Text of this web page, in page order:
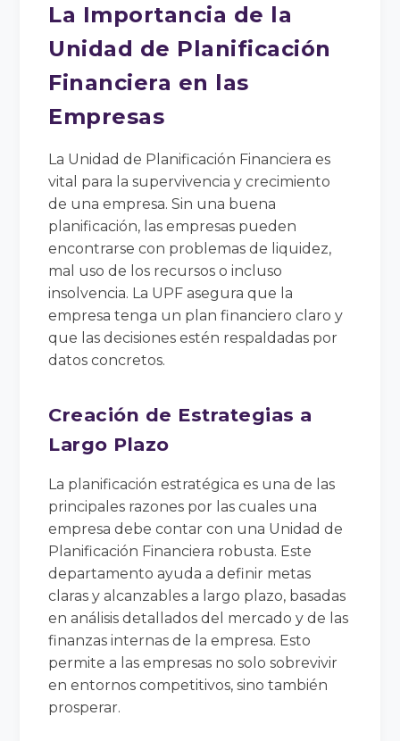
La Importancia de la
Unidad de Planificación
Financiera en las
Empresas
La Unidad de Planificación Financiera es
vital para la supervivencia y crecimiento
de una empresa. Sin una buena
planificación, las empresas pueden
encontrarse con problemas de liquidez,
mal uso de los recursos o incluso
insolvencia. La UPF asegura que la
empresa tenga un plan financiero claro y
que las decisiones estén respaldadas por
datos concretos.
Creación de Estrategias a
Largo Plazo
La planificación estratégica es una de las
principales razones por las cuales una
empresa debe contar con una Unidad de
Planificación Financiera robusta. Este
departamento ayuda a definir metas
claras y alcanzables a largo plazo, basadas
en análisis detallados del mercado y de las
finanzas internas de la empresa. Esto
permite a las empresas no solo sobrevivir
en entornos competitivos, sino también
prosperar.